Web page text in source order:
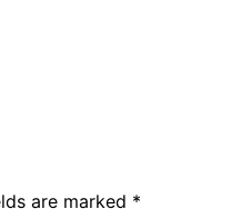
are marked *